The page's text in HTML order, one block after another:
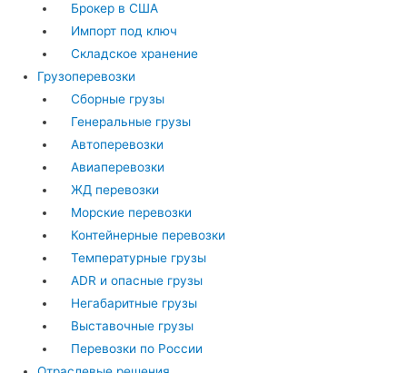
Брокер в США
Импорт под ключ
Складское хранение
Грузоперевозки
Сборные грузы
Генеральные грузы
Автоперевозки
Авиаперевозки
ЖД перевозки
Морские перевозки
Контейнерные перевозки
Температурные грузы
ADR и опасные грузы
Негабаритные грузы
Выставочные грузы
Перевозки по России